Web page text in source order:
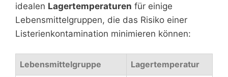
idealen Lagertemperaturen für einige
Lebensmittelgruppen, die das Risiko einer
Listerienkontamination minimieren können:
Lebensmittelgruppe Lagertemperatur